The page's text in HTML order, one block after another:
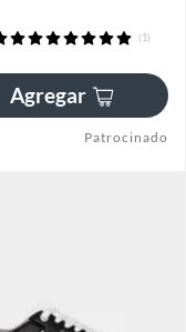
(1)
Agregar
Patrocinado